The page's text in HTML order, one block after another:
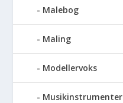
Malebog
Maling
Modellervoks
Musikinstrumenter